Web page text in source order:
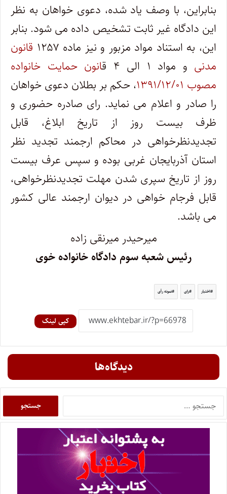
بنابراین، با وصف یاد شده، دعوی خواهان به نظر
این دادگاه غیر ثابت تشخیص داده می شود. بنابر
این، به استناد مواد مزبور و نیز ماده ۱۲۵۷
قانون
مدنی و مواد ۱ الی ۴ ق
انون حمایت خانواده
مصوب ۱۳۹۱/۱۲/۰۱
، حکم بر بطلان دعوی خواهان
را صادر و اعلام می نماید. رای صادره حضوری و
ظرف بیست روز از تاریخ ابلاغ، قابل
تجدیدنظرخواهی در محاکم ارجمند تجدید نظر
استان آذربایجان غربی بوده و سپس عرف بیست
روز از تاریخ سپری شدن مهلت تجدیدنظرخواهی،
قابل فرجام خواهی در دیوان ارجمند عالی کشور
می باشد.
میرحیدر میرنقی زاده
رئیس شعبه سوم دادگاه خانواده خوی
اختبار رای نمونه رأی
کپی لینک
دیدگاه‌ها